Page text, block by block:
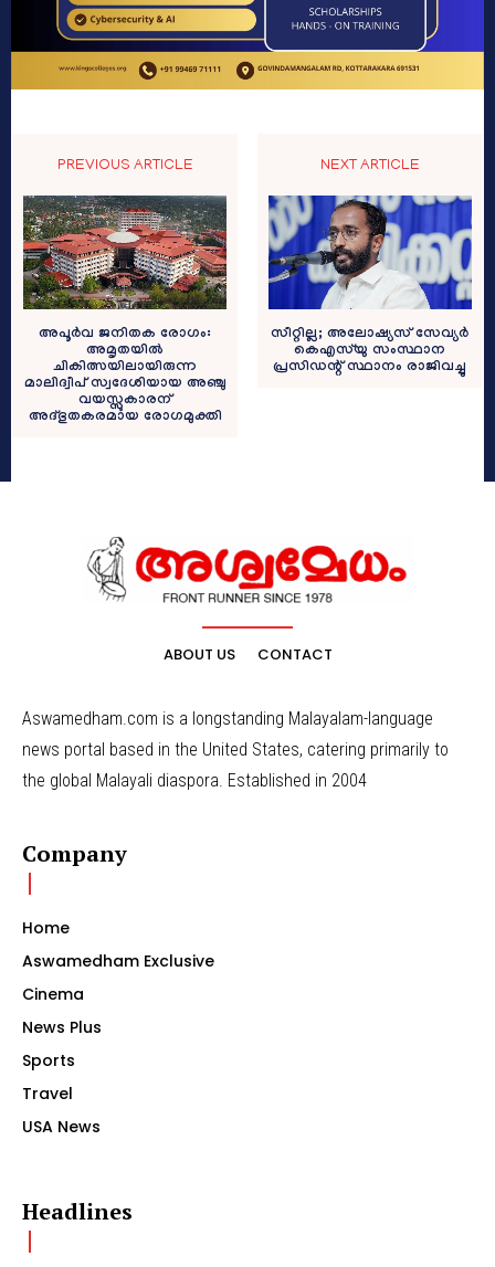
PREVIOUS ARTICLE
അപൂർവ ജനിതക രോഗം:
അമൃതയിൽ
ചികിത്സയിലായിരുന്ന
മാലിദ്വീപ് സ്വദേശിയായ അഞ്ചു
വയസ്സുകാരന്
അദ്ഭുതകരമായ രോഗമുക്തി
NEXT ARTICLE
സീറ്റില്ല; അലോഷ്യസ് സേവ്യർ
കെഎസ്‌യു സംസ്ഥാന
പ്രസിഡന്റ് സ്ഥാനം രാജിവച്ചു
ABOUT US CONTACT
Aswamedham.com is a longstanding Malayalam-language
news portal based in the United States, catering primarily to
the global Malayali diaspora. Established in 2004
Company
Home
Aswamedham Exclusive
Cinema
News Plus
Sports
Travel
USA News
Headlines